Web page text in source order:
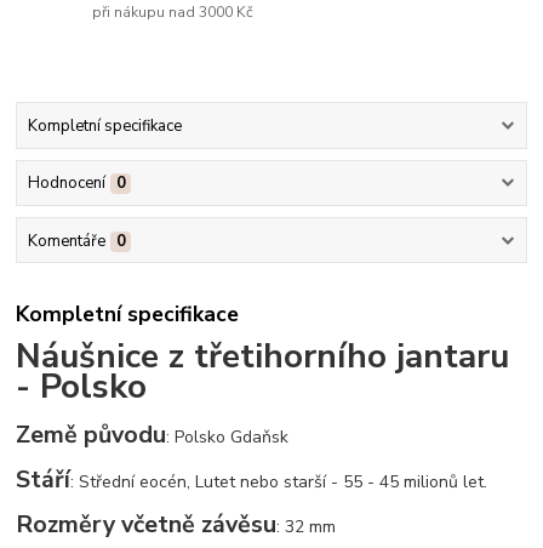
při nákupu nad 3000 Kč
Kompletní specifikace
Hodnocení 0
Komentáře 0
Kompletní specifikace
Náušnice z třetihorního jantaru
- Polsko
Země původu: Polsko Gdaňsk
Stáří: Střední eocén, Lutet nebo starší - 55 - 45 milionů let.
Rozměry včetně závěsu: 32 mm